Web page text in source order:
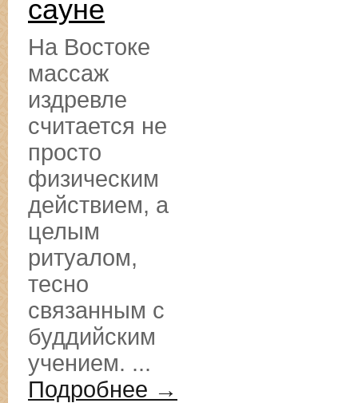
сауне
На Востоке
массаж
издревле
считается не
просто
физическим
действием, а
целым
ритуалом,
тесно
связанным с
буддийским
учением. ...
Подробнее →